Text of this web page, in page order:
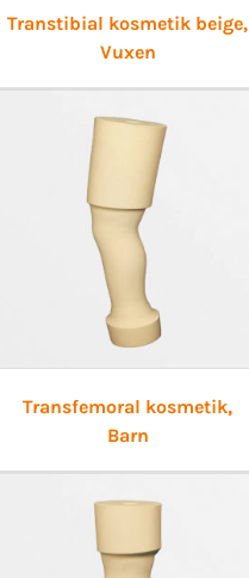
Transtibial kosmetik beige,
Vuxen
Transfemoral kosmetik,
Barn